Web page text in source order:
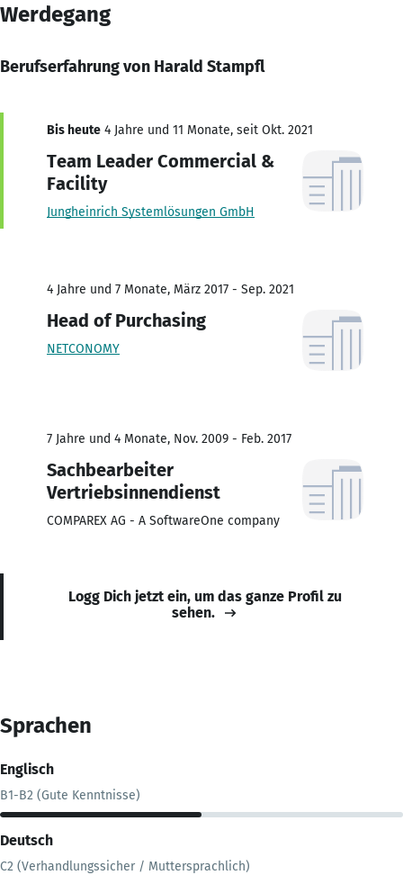
Werdegang
Berufserfahrung von Harald Stampfl
Bis heute 4 Jahre und 11 Monate, seit Okt. 2021
Team Leader Commercial &
Facility
Jungheinrich Systemlösungen GmbH
4 Jahre und 7 Monate, März 2017 - Sep. 2021
Head of Purchasing
NETCONOMY
7 Jahre und 4 Monate, Nov. 2009 - Feb. 2017
Sachbearbeiter
Vertriebsinnendienst
COMPAREX AG - A SoftwareOne company
Logg Dich jetzt ein, um das ganze Profil zu
sehen.
Sprachen
Englisch
B1-B2 (Gute Kenntnisse)
Deutsch
C2 (Verhandlungssicher / Muttersprachlich)